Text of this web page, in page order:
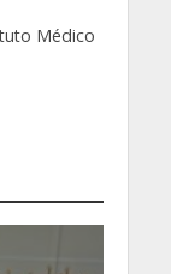
Médico